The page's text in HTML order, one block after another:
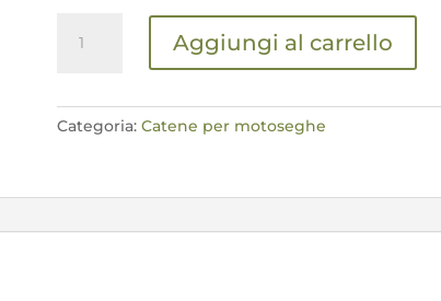
sherwood
quantità
Aggiungi al carrello
Categoria: Catene per motoseghe